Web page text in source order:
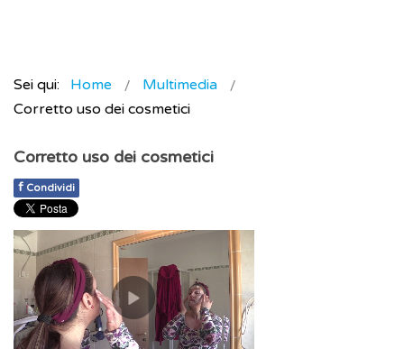
Sei qui: Home
Multimedia
Corretto uso dei cosmetici
Corretto uso dei cosmetici
f Condividi